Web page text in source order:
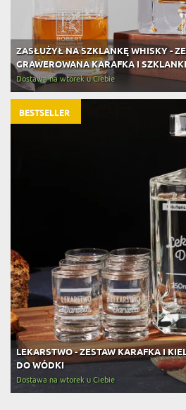
ZASŁUŻYŁ NA SZKLANKĘ WHISKY -
GRAWEROWANA KARAFKA I
WHISKY
Dostawa na wtorek u Ciebie
LEKARSTWO - ZESTAW KARAFKA I
DO WÓDKI
Dostawa na wtorek u Ciebie
BESTSELLER